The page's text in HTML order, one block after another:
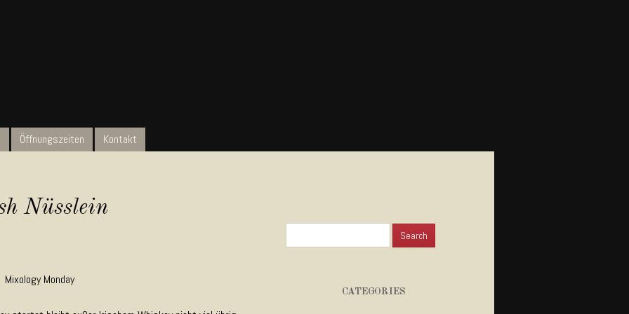
Öffnungszeiten Kontakt
Nüsslein
Mixology Monday
CATEGORIES